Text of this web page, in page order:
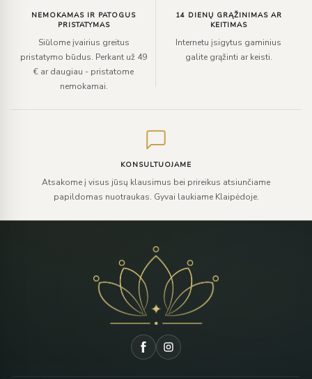
NEMOKAMAS IR PATOGUS
PRISTATYMAS
Siūlome įvairius greitus
pristatymo būdus. Perkant už 49
€ ar daugiau - pristatome
nemokamai.
14 DIENŲ GRĄŽINIMAS AR
KEITIMAS
Internetu įsigytus gaminius
galite grąžinti ar keisti.
KONSULTUOJAME
Atsakome į visus jūsų klausimus bei prireikus atsiunčiame
papildomas nuotraukas. Gyvai laukiame Klaipėdoje.